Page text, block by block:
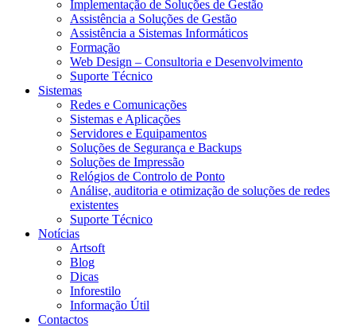
Implementação de Soluções de Gestão
Assistência a Soluções de Gestão
Assistência a Sistemas Informáticos
Formação
Web Design – Consultoria e Desenvolvimento
Suporte Técnico
Sistemas
Redes e Comunicações
Sistemas e Aplicações
Servidores e Equipamentos
Soluções de Segurança e Backups
Soluções de Impressão
Relógios de Controlo de Ponto
Análise, auditoria e otimização de soluções de redes
existentes
Suporte Técnico
Notícias
Artsoft
Blog
Dicas
Inforestilo
Informação Útil
Contactos